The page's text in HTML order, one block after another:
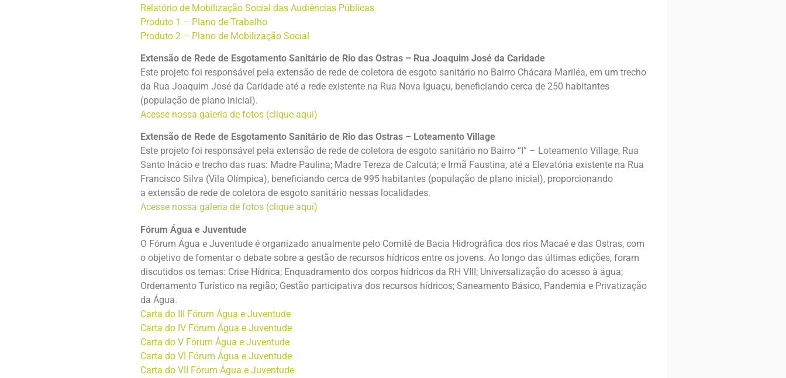
Relatório de Mobilização Social das Audiências Públicas
Produto 1 – Plano de Trabalho
Produto 2 – Plano de Mobilização Social
Extensão de Rede de Esgotamento Sanitário de Rio das Ostras – Rua Joaquim José da Caridade
Este projeto foi responsável pela extensão de rede de coletora de esgoto sanitário no Bairro Chácara Mariléa, em um trecho
da Rua Joaquim José da Caridade até a rede existente na Rua Nova Iguaçu, beneficiando cerca de 250 habitantes
(população de plano inicial).
Acesse nossa galeria de fotos (clique aqui)
Extensão de Rede de Esgotamento Sanitário de Rio das Ostras – Loteamento Village
Este projeto foi responsável pela extensão de rede de coletora de esgoto sanitário no Bairro “I” – Loteamento Village, Rua
Santo Inácio e trecho das ruas: Madre Paulina; Madre Tereza de Calcutá; e Irmã Faustina, até a Elevatória existente na Rua
Francisco Silva (Vila Olímpica), beneficiando cerca de 995 habitantes (população de plano inicial), proporcionando
a extensão de rede de coletora de esgoto sanitário nessas localidades.
Acesse nossa galeria de fotos (clique aqui)
Fórum Água e Juventude
O Fórum Água e Juventude é organizado anualmente pelo Comitê de Bacia Hidrográfica dos rios Macaé e das Ostras, com
o objetivo de fomentar o debate sobre a gestão de recursos hídricos entre os jovens. Ao longo das últimas edições, foram
discutidos os temas: Crise Hídrica; Enquadramento dos corpos hídricos da RH VIII; Universalização do acesso à água;
Ordenamento Turístico na região; Gestão participativa dos recursos hídricos; Saneamento Básico, Pandemia e Privatização
da Água.
Carta do III Fórum Água e Juventude
Carta do IV Fórum Água e Juventude
Carta do V Fórum Água e Juventude
Carta do VI Fórum Água e Juventude
Carta do VII Fórum Água e Juventude